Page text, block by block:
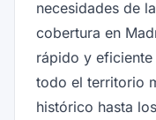
necesidades de
cobertura en
rápido y
todo el territorio
histórico hasta